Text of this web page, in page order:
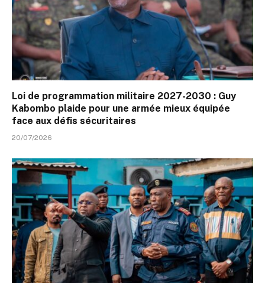
Loi de programmation militaire 2027-2030 : Guy
Kabombo plaide pour une armée mieux équipée
face aux défis sécuritaires
20/07/2026